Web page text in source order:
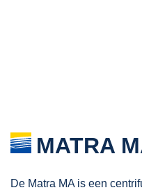
MATRA
De Matra MA is een